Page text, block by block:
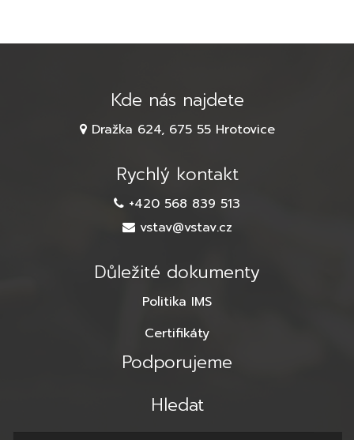
Kde nás najdete
Dražka 624, 675 55 Hrotovice
Rychlý kontakt
+420 568 839 513
vstav@vstav.cz
Důležité dokumenty
Politika IMS
Certifikáty
Podporujeme
Hledat